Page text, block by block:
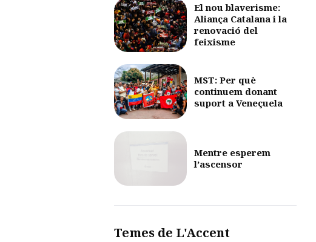
El nou blaverisme:
Aliança Catalana i la
renovació del
feixisme
MST: Per què
continuem donant
suport a Veneçuela
Mentre esperem
l’ascensor
Temes de L'Accent